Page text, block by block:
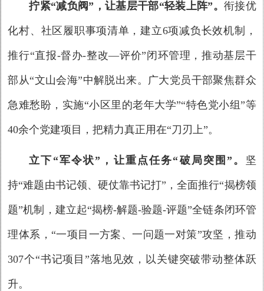
拧紧“减负阀”，让基层干部“轻装上阵”。 衔接优
化村、社区履职事项清单，建立6项减负长效机制，
推行“直报-督办-整改—评价”闭环管理，推动基层干
部从“文山会海”中解脱出来。广大党员干部聚焦群众
急难愁盼，实施“小区里的老年大学”“特色党小组”等
40余个党建项目，把精力真正用在“刀刃上”。
立下“军令状”，让重点任务“破局突围”。 坚
持“难题由书记领、硬仗靠书记打”，全面推行“揭榜领
题”机制，建立起“揭榜-解题-验题-评题”全链条闭环管
理体系，“一项目一方案、一问题一对策”攻坚，推动
307个“书记项目”落地见效，以关键突破带动整体跃
升。